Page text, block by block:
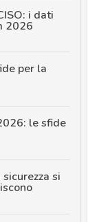
i dati
2026
per la
le sfide
si